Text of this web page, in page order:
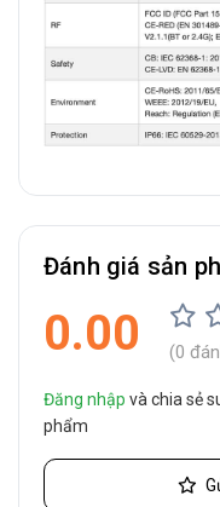
Đánh giá sản
0.00 (0
Đăng nhập và chia sẻ
phẩm